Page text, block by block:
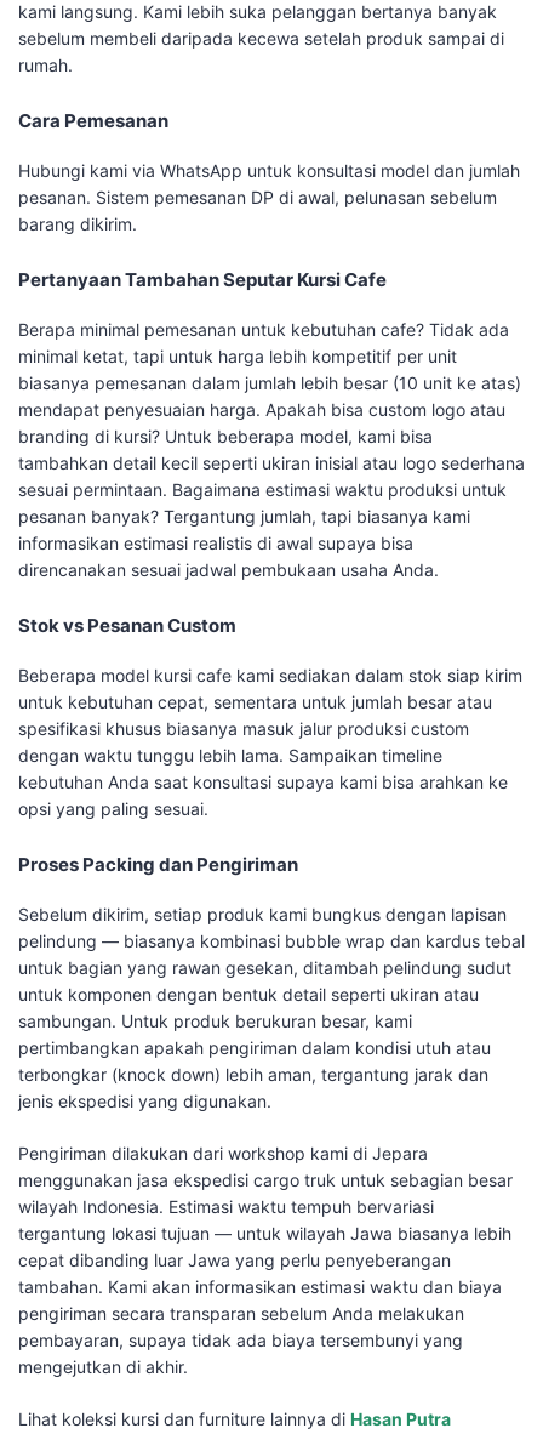
kami langsung. Kami lebih suka pelanggan bertanya banyak
sebelum membeli daripada kecewa setelah produk sampai di
rumah.
Cara Pemesanan
Hubungi kami via WhatsApp untuk konsultasi model dan jumlah
pesanan. Sistem pemesanan DP di awal, pelunasan sebelum
barang dikirim.
Pertanyaan Tambahan Seputar Kursi Cafe
Berapa minimal pemesanan untuk kebutuhan cafe? Tidak ada
minimal ketat, tapi untuk harga lebih kompetitif per unit
biasanya pemesanan dalam jumlah lebih besar (10 unit ke atas)
mendapat penyesuaian harga. Apakah bisa custom logo atau
branding di kursi? Untuk beberapa model, kami bisa
tambahkan detail kecil seperti ukiran inisial atau logo sederhana
sesuai permintaan. Bagaimana estimasi waktu produksi untuk
pesanan banyak? Tergantung jumlah, tapi biasanya kami
informasikan estimasi realistis di awal supaya bisa
direncanakan sesuai jadwal pembukaan usaha Anda.
Stok vs Pesanan Custom
Beberapa model kursi cafe kami sediakan dalam stok siap kirim
untuk kebutuhan cepat, sementara untuk jumlah besar atau
spesifikasi khusus biasanya masuk jalur produksi custom
dengan waktu tunggu lebih lama. Sampaikan timeline
kebutuhan Anda saat konsultasi supaya kami bisa arahkan ke
opsi yang paling sesuai.
Proses Packing dan Pengiriman
Sebelum dikirim, setiap produk kami bungkus dengan lapisan
pelindung — biasanya kombinasi bubble wrap dan kardus tebal
untuk bagian yang rawan gesekan, ditambah pelindung sudut
untuk komponen dengan bentuk detail seperti ukiran atau
sambungan. Untuk produk berukuran besar, kami
pertimbangkan apakah pengiriman dalam kondisi utuh atau
terbongkar (knock down) lebih aman, tergantung jarak dan
jenis ekspedisi yang digunakan.
Pengiriman dilakukan dari workshop kami di Jepara
menggunakan jasa ekspedisi cargo truk untuk sebagian besar
wilayah Indonesia. Estimasi waktu tempuh bervariasi
tergantung lokasi tujuan — untuk wilayah Jawa biasanya lebih
cepat dibanding luar Jawa yang perlu penyeberangan
tambahan. Kami akan informasikan estimasi waktu dan biaya
pengiriman secara transparan sebelum Anda melakukan
pembayaran, supaya tidak ada biaya tersembunyi yang
mengejutkan di akhir.
Lihat koleksi kursi dan furniture lainnya di Hasan Putra